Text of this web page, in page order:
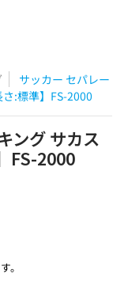
サッカー セパレー
:標準】FS-2000
ング サカス
FS-2000
。